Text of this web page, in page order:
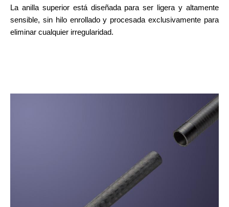
La anilla superior está diseñada para ser ligera y altamente
sensible, sin hilo enrollado y procesada exclusivamente para
eliminar cualquier irregularidad.